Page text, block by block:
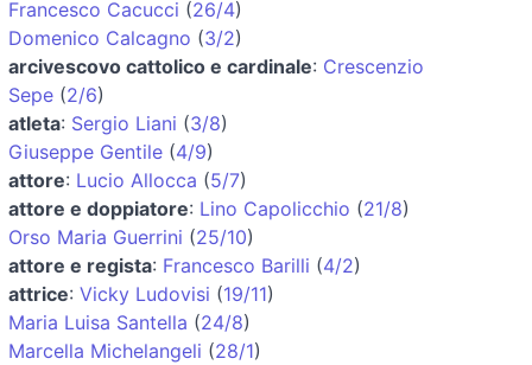
Francesco Cacucci (26/4)
Domenico Calcagno (3/2)
arcivescovo cattolico e cardinale: Crescenzio
Sepe (2/6)
atleta: Sergio Liani (3/8)
Giuseppe Gentile (4/9)
attore: Lucio Allocca (5/7)
attore e doppiatore: Lino Capolicchio (21/8)
Orso Maria Guerrini (25/10)
attore e regista: Francesco Barilli (4/2)
attrice: Vicky Ludovisi (19/11)
Maria Luisa Santella (24/8)
Marcella Michelangeli (28/1)